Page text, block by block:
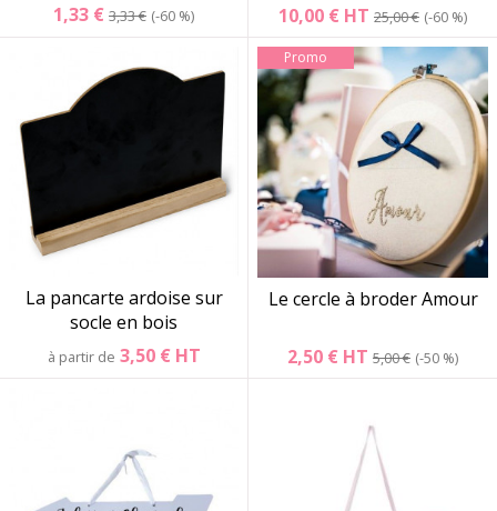
1,33 € 3,33 € -60 % 10,00 € HT 25,00 € -60 %
La pancarte ardoise sur
socle en bois
à partir de 3,50 € HT
Promo
Le cercle à broder Amour
2,50 € HT 5,00 € -50 %